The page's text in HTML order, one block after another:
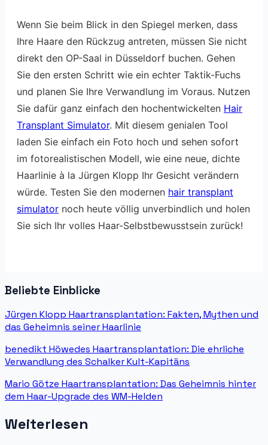
Wenn Sie beim Blick in den Spiegel merken, dass
Ihre Haare den Rückzug antreten, müssen Sie nicht
direkt den OP-Saal in Düsseldorf buchen. Gehen
Sie den ersten Schritt wie ein echter Taktik-Fuchs
und planen Sie Ihre Verwandlung im Voraus. Nutzen
Sie dafür ganz einfach den hochentwickelten Hair
Transplant Simulator. Mit diesem genialen Tool
laden Sie einfach ein Foto hoch und sehen sofort
im fotorealistischen Modell, wie eine neue, dichte
Haarlinie à la Jürgen Klopp Ihr Gesicht verändern
würde. Testen Sie den modernen hair transplant
simulator noch heute völlig unverbindlich und holen
Sie sich Ihr volles Haar-Selbstbewusstsein zurück!
Beliebte Einblicke
Jürgen Klopp Haartransplantation: Fakten, Mythen und
das Geheimnis seiner Haarlinie
benedikt Höwedes Haartransplantation: Die ehrliche
Verwandlung des Schalker Kult-Kapitäns
Mario Götze Haartransplantation: Das Geheimnis hinter
dem Haar-Upgrade des WM-Helden
Weiterlesen